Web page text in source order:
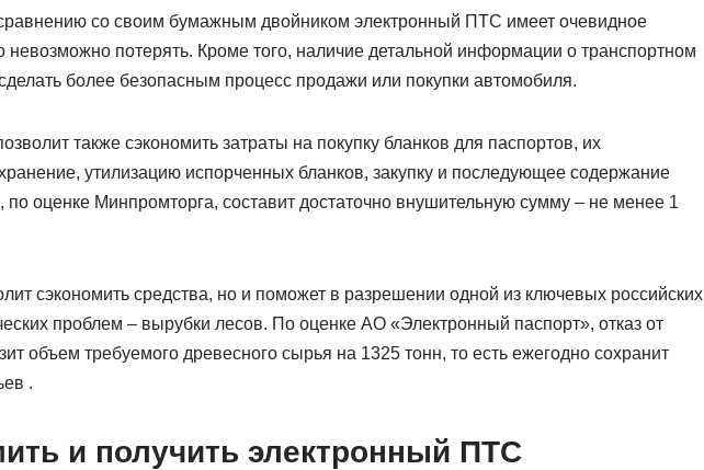
со своим бумажным двойником электронный ПТС имеет очевидное
невозможно потерять. Кроме того, наличие детальной информации о транспортном
более безопасным процесс продажи или покупки автомобиля.
также сэкономить затраты на покупку бланков для паспортов, их
утилизацию испорченных бланков, закупку и последующее содержание
по оценке Минпромторга, составит достаточно внушительную сумму – не менее 1
сэкономить средства, но и поможет в разрешении одной из ключевых российских
проблем – вырубки лесов. По оценке АО «Электронный паспорт», отказ от
объем требуемого древесного сырья на 1325 тонн, то есть ежегодно сохранит
.
и получить электронный ПТС